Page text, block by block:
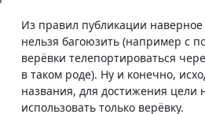
Из правил публикации наверное
нельзя багоюзить (например с
верёвки телепортироваться
в таком роде). Ну и конечно,
названия, для достижения цели
использовать только верёвку.